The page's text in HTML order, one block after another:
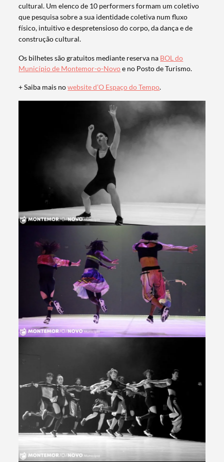
cultural. Um elenco de 10 performers formam um coletivo
que pesquisa sobre a sua identidade coletiva num fluxo
físico, intuitivo e despretensioso do corpo, da dança e de
construção cultural.
Os bilhetes são gratuitos mediante reserva na BOL do
Município de Montemor-o-Novoe no Posto de Turismo.
+ Saiba mais nowebsite d’O Espaço do Tempo.